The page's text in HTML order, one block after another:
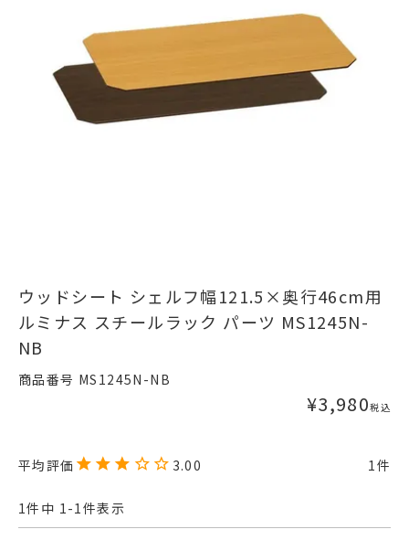
ウッドシート シェルフ幅121.5×奥行46cm用
ルミナス スチールラック パーツ MS1245N-
NB
商品番号 MS1245N-NB
¥3,980税込
3.00 1
1件中 1 -1 件表示